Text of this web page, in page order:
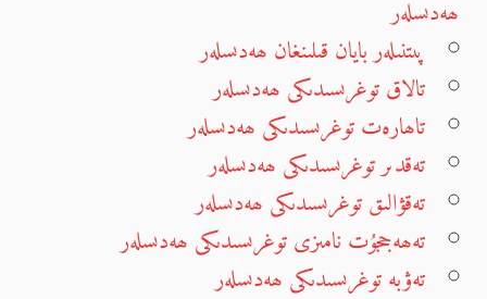
ھەدىسلەر
پىتنىلەر بايان قىلىنغان ھەدىسلەر
تالاق توغرىسىدىكى ھەدىسلەر
تاھارەت توغرىسىدىكى ھەدىسلەر
تەقدىر توغرىسىدىكى ھەدىسلەر
تەقۋالىق توغرىسىدىكى ھەدىسلەر
تەھەججۇت نامىزى توغرىسىدىكى ھەدىسلەر
تەۋبە توغرىسىدىكى ھەدىسلەر